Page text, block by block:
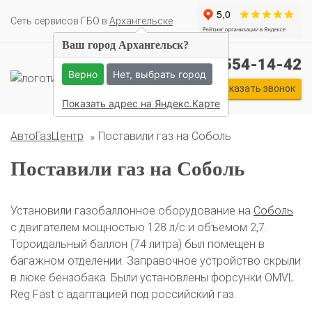
Cеть сервисов ГБО в Архангельске
Комплекты ГБО на иномарки:
BMW Ford Geely HAVAL Hyundai Infiniti KIA
Lexus
Mazda Mercedes Mitsubishi Nissan
Volkswagen
+7 (911) 554-14-42
Заказать звонок
АвтоГазЦентр Поставили газ на Соболь
Поставили газ на Соболь
Установили газобаллонное оборудование на Соболь
с двигателем мощностью 128 л/с и объемом 2,7.
Тороидальный баллон (74 литра) был помещен в
багажном отделении. Заправочное устройство скрыли
в люке бензобака. Были установлены форсунки OMVL
Reg Fast с адаптацией под российский газ.
Ваш город Архангельск?
Верно Нет, выбрать город
Показать адрес на Яндекс.Карте